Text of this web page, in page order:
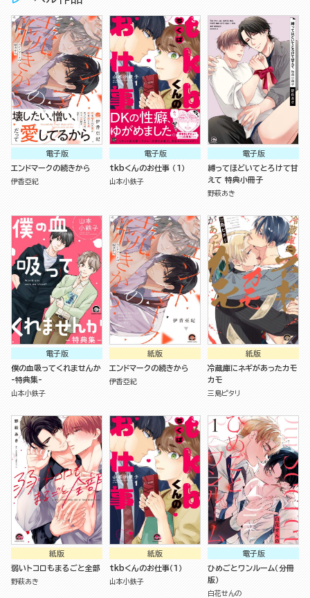
電子版
エンドマークの続きから
伊香亞紀
電子版
tkbくんのお仕事 （1）
山本小鉄子
電子版
縛ってほどいてとろけて甘
えて 特典小冊子
野萩あき
電子版
僕の血吸ってくれませんか
-特典集-
山本小鉄子
紙版
エンドマークの続きから
伊香亞紀
紙版
冷蔵庫にネギがあったカモ
カモ
三島ピタリ
紙版
弱いトコロもまるごと全部
野萩あき
紙版
tkbくんのお仕事（１）
山本小鉄子
電子版
ひめごとワンルーム（分冊
版）
白花せんの